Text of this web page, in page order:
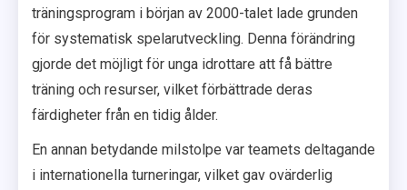
träningsprogram i början av 2000-talet lade grunden
för systematisk spelarutveckling. Denna förändring
gjorde det möjligt för unga idrottare att få bättre
träning och resurser, vilket förbättrade deras
färdigheter från en tidig ålder.
En annan betydande milstolpe var teamets deltagande
i internationella turneringar, vilket gav ovärderlig